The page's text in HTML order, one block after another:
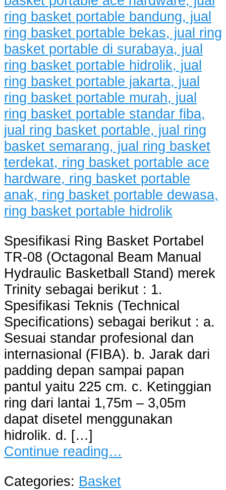
Spesifikasi Ring Basket Portabel
TR-08 (Octagonal Beam Manual
Hydraulic Basketball Stand) merek
Trinity sebagai berikut : 1.
Spesifikasi Teknis (Technical
Specifications) sebagai berikut : a.
Sesuai standar profesional dan
internasional (FIBA). b. Jarak dari
padding depan sampai papan
pantul yaitu 225 cm. c. Ketinggian
ring dari lantai 1,75m – 3,05m
dapat disetel menggunakan
hidrolik. d. […]
Continue reading…
Categories: Basket